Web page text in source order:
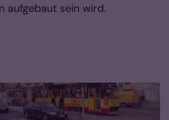
aufgebaut sein wird.